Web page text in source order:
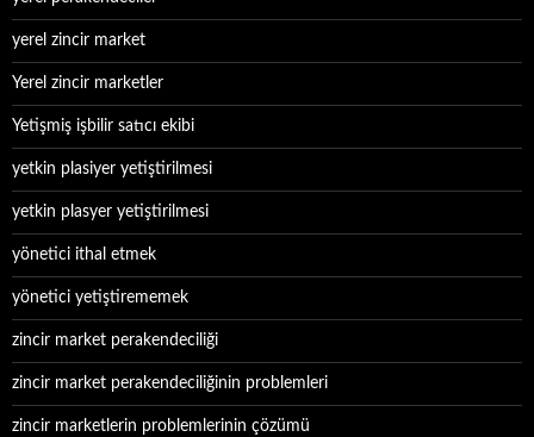
yerel zincir market
Yerel zincir marketler
Yetişmiş işbilir satıcı ekibi
yetkin plasiyer yetiştirilmesi
yetkin plasyer yetiştirilmesi
yönetici ithal etmek
yönetici yetiştirememek
zincir market perakendeciliği
zincir market perakendeciliğinin problemleri
zincir marketlerin problemlerinin çözümü